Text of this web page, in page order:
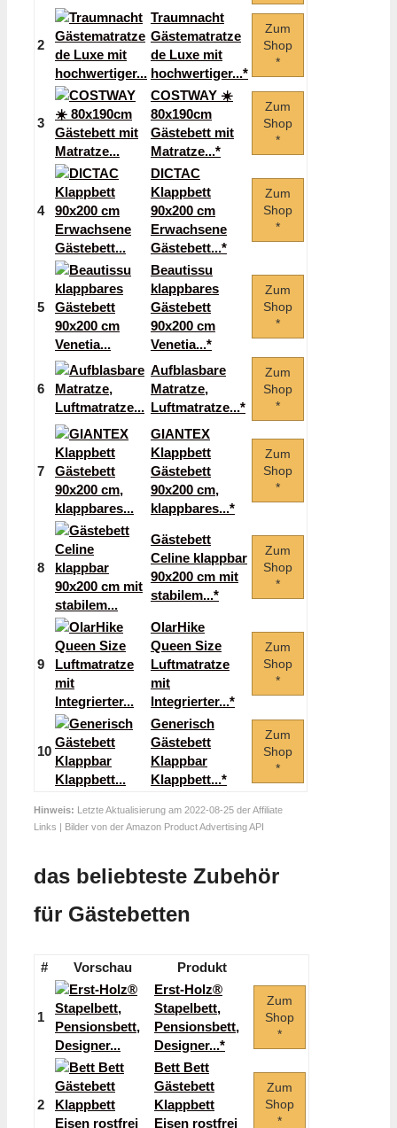
2
Traumnacht
Gästematratze
de Luxe mit
hochwertiger...*
Zum
Shop
*
3
COSTWAY ☀️
80x190cm
Gästebett mit
Matratze...*
Zum
Shop
*
4
DICTAC
Klappbett
90x200 cm
Erwachsene
Gästebett...*
Zum
Shop
*
5
Beautissu
klappbares
Gästebett
90x200 cm
Venetia...*
Zum
Shop
*
6
Aufblasbare
Matratze,
Luftmatratze...*
Zum
Shop
*
7
GIANTEX
Klappbett
Gästebett
90x200 cm,
klappbares...*
Zum
Shop
*
8
Gästebett
Celine klappbar
90x200 cm mit
stabilem...*
Zum
Shop
*
9
OlarHike
Queen Size
Luftmatratze
mit
Integrierter...*
Zum
Shop
*
10
Generisch
Gästebett
Klappbar
Klappbett...*
Zum
Shop
*
Hinweis: Letzte Aktualisierung am 2022-08-25 der Affiliate
Links | Bilder von der Amazon Product Advertising API
das beliebteste Zubehör
für Gästebetten
# Vorschau Produkt
1
Erst-Holz®
Stapelbett,
Pensionsbett,
Designer...*
Zum
Shop
*
2
Bett Bett
Gästebett
Klappbett
Eisen rostfrei
Zum
Shop
*